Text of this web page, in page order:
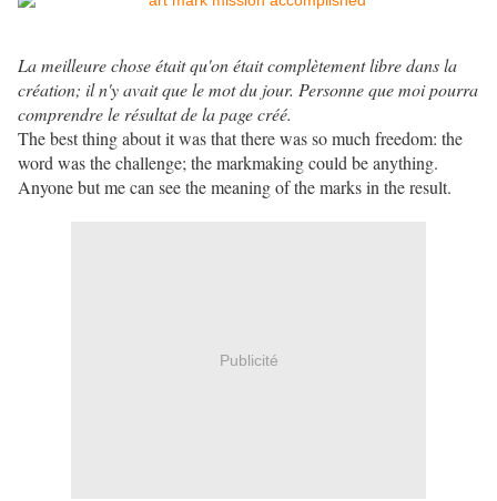
La meilleure chose était qu'on était complètement libre dans la
création; il n'y avait que le mot du jour. Personne que moi pourra
comprendre le résultat de la page créé.
The best thing about it was that there was so much freedom: the
word was the challenge; the markmaking could be anything.
Anyone but me can see the meaning of the marks in the result.
Publicité